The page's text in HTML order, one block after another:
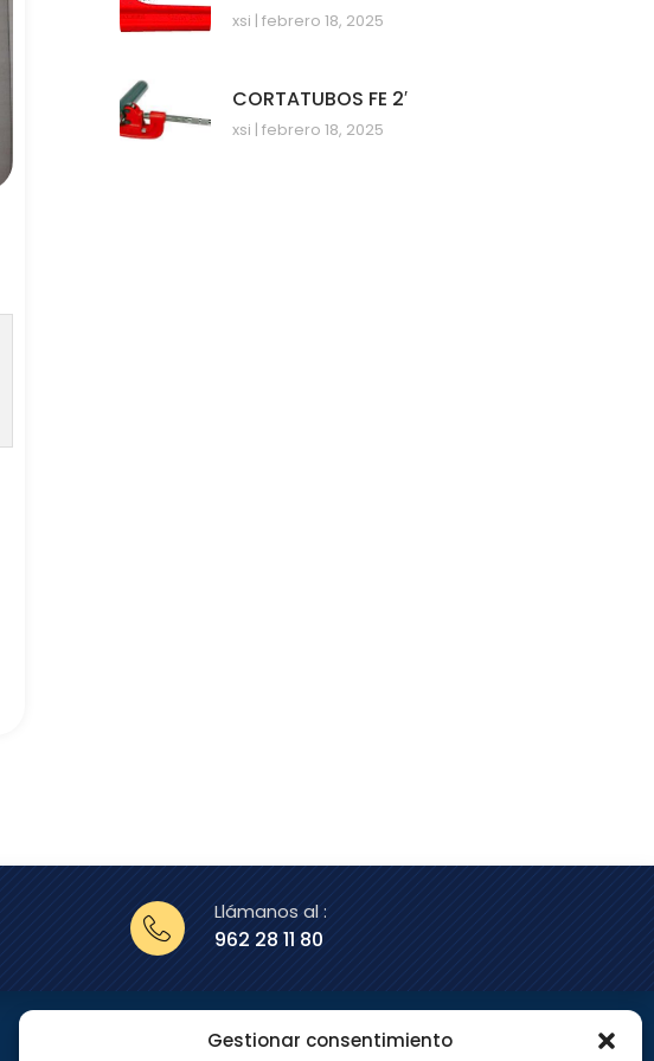
Gestionar consentimiento
xsi febrero 18, 2025
CORTATUBOS FE 2′
xsi febrero 18, 2025
Llámanos al :
962 28 11 80